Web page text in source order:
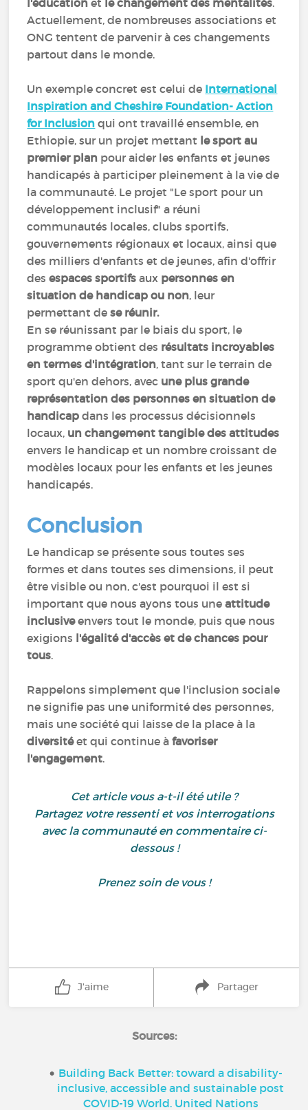
l'éducation et le changement des mentalités.
Actuellement, de nombreuses associations et
ONG tentent de parvenir à ces changements
partout dans le monde.
Un exemple concret est celui de International
Inspiration and Cheshire Foundation- Action
for Inclusion qui ont travaillé ensemble, en
Ethiopie, sur un projet mettant le sport au
premier plan pour aider les enfants et jeunes
handicapés à participer pleinement à la vie de
la communauté. Le projet "Le sport pour un
développement inclusif" a réuni
communautés locales, clubs sportifs,
gouvernements régionaux et locaux, ainsi que
des milliers d'enfants et de jeunes, afin d'offrir
desespaces sportifs aux personnes en
situation de handicap ou non, leur
permettant dese réunir.
En se réunissant par le biais du sport, le
programme obtient des résultats incroyables
en termes d'intégration, tant sur le terrain de
sport qu'en dehors, avec une plus grande
représentation des personnes en situation de
handicap dans les processus décisionnels
locaux, un changement tangible des attitudes
envers le handicap et un nombre croissant de
modèles locaux pour les enfants et les jeunes
handicapés.
Conclusion
Le handicap se présente sous toutes ses
formes et dans toutes ses dimensions, il peut
être visible ou non, c'est pourquoi il est si
important que nous ayons tous uneattitude
inclusiveenvers tout le monde, puis que nous
exigions l'égalité d'accès et de chances pour
tous.
Rappelons simplement que l'inclusion sociale
ne signifie pas une uniformité des personnes,
mais une société qui laisse de la place à la
diversitéet qui continue àfavoriser
l'engagement.
Cet article vous a-t-il été utile ?
Partagez votre ressenti et vos interrogations
avec la communauté en commentaire ci-
dessous !
Prenez soin de vous !
J'aime Partager
Sources:
Building Back Better: toward a disability-
inclusive, accessible and sustainable post
COVID-19 World. United Nations